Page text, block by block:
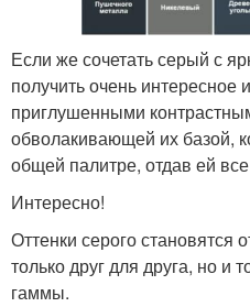
Если же сочетать серый с
получить очень
приглушенными
обволакивающей их базой,
общей палитре, отдав ей
Интересно!
Оттенки серого
только друг для друга, но и
гаммы.